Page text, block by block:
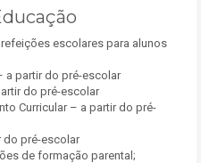
escolares para alunos
a partir do pré-escolar
do pré-escolar
Curricular – a partir do pré-
do pré-escolar
de formação parental;